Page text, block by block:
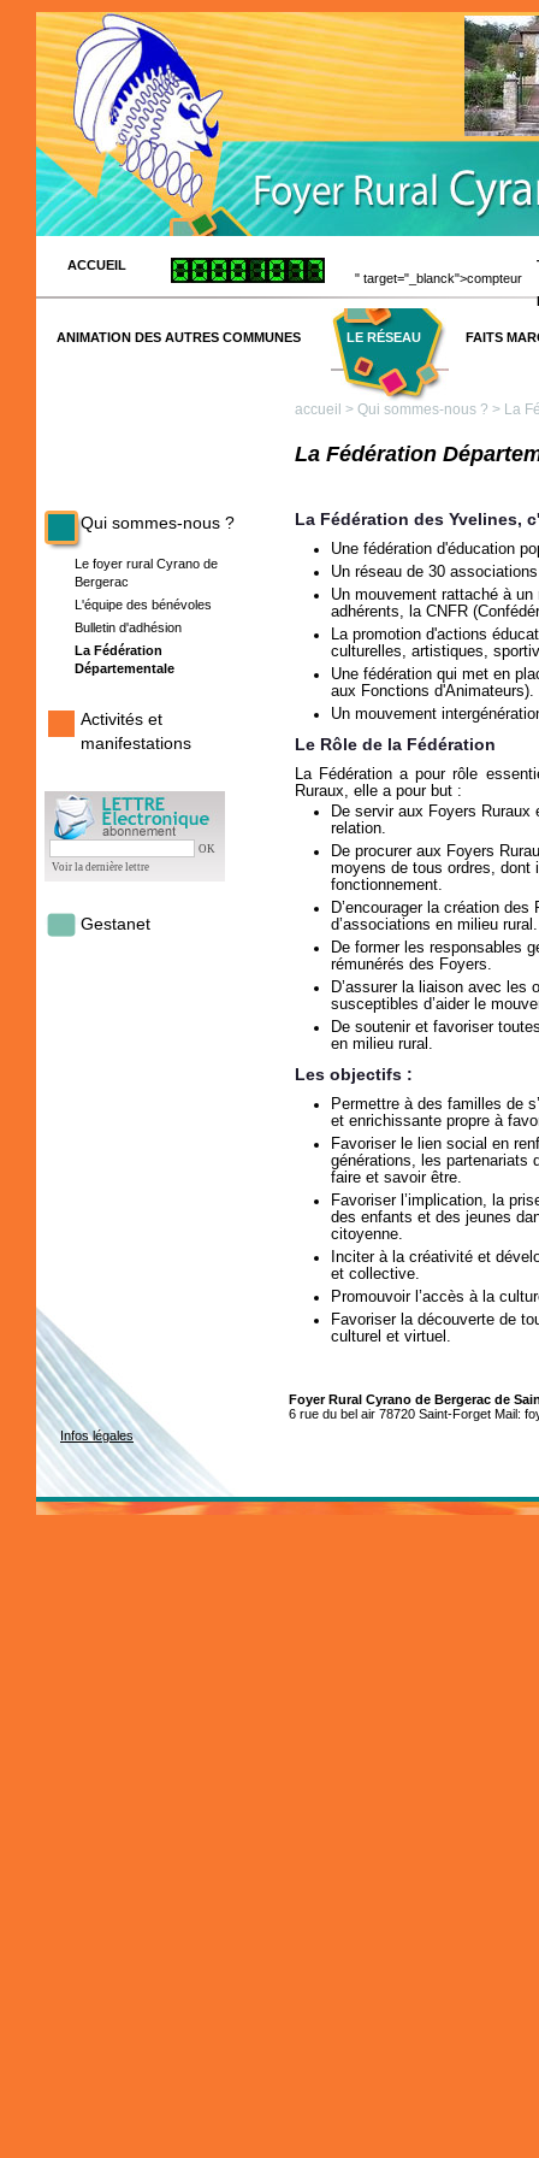
ACCUEIL
" target="_blanck">compteur
ANIMATION DES AUTRES COMMUNES LE RÉSEAU FAITS
Qui sommes-nous ?
Le foyer rural Cyrano de
Bergerac
L'équipe des bénévoles
Bulletin d'adhésion
La Fédération
Départementale
Activités et
manifestations
OK
Voir la dernière lettre
Gestanet
accueil > Qui sommes-nous ? > La
La Fédération
La Fédération des Yvelines,
Une fédération d'éducation
Un réseau de 30
Un mouvement rattaché à
adhérents, la CNFR
La promotion d'actions
culturelles, artistiques,
Une fédération qui met en
aux Fonctions d'Animateurs).
Un mouvement
Le Rôle de la Fédération
La Fédération a pour rôle
Ruraux, elle a pour but :
De servir aux Foyers
relation.
De procurer aux Foyers
moyens de tous ordres, dont
fonctionnement.
D’encourager la création
d’associations en milieu rural.
De former les responsables
rémunérés des Foyers.
D’assurer la liaison avec les
susceptibles d’aider le
De soutenir et favoriser
en milieu rural.
Les objectifs :
Permettre à des familles de
et enrichissante propre à
Favoriser le lien social en
générations, les partenariats
faire et savoir être.
Favoriser l’implication, la
des enfants et des jeunes
citoyenne.
Inciter à la créativité et
et collective.
Promouvoir l’accès à la
Favoriser la découverte de
culturel et virtuel.
Infos légales
Foyer Rural Cyrano de Bergerac de
6 rue du bel air 78720 Saint-Forget Mail: